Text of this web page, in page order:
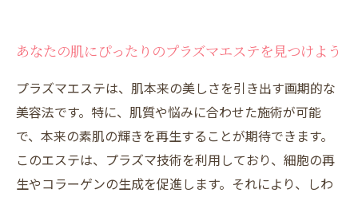
あなたの肌にぴったりのプラズマエステを見つけよう
プラズマエステは、肌本来の美しさを引き出す画期的な
美容法です。特に、肌質や悩みに合わせた施術が可能
で、本来の素肌の輝きを再生することが期待できます。
このエステは、プラズマ技術を利用しており、細胞の再
生やコラーゲンの生成を促進します。それにより、しわ